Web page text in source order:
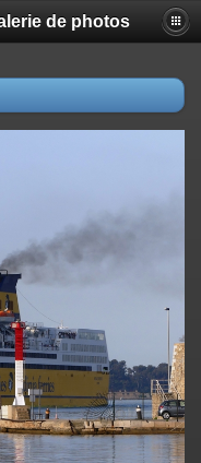
de photos